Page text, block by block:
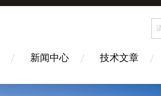
新闻中心 技术文章